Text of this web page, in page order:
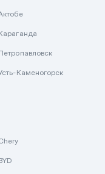
Каменогорск